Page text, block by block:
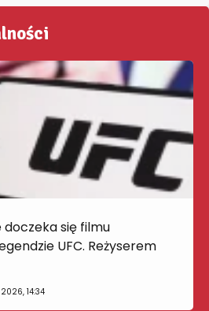
się filmu
UFC. Reżyserem
14:34